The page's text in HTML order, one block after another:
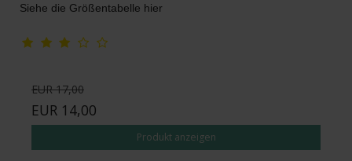
Siehe die Größentabelle hier
EUR 17,00
EUR 14,00
Produkt anzeigen